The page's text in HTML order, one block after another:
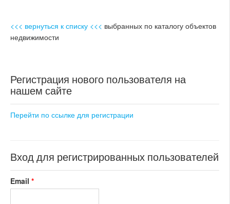
<<< вернуться к списку <<< выбранных по каталогу объектов
недвижимости
Регистрация нового пользователя на
нашем сайте
Перейти по ссылке для регистрации
Вход для регистрированных пользователей
Email *